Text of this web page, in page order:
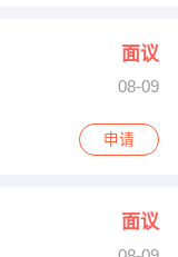
面议
08-09
申请
面议